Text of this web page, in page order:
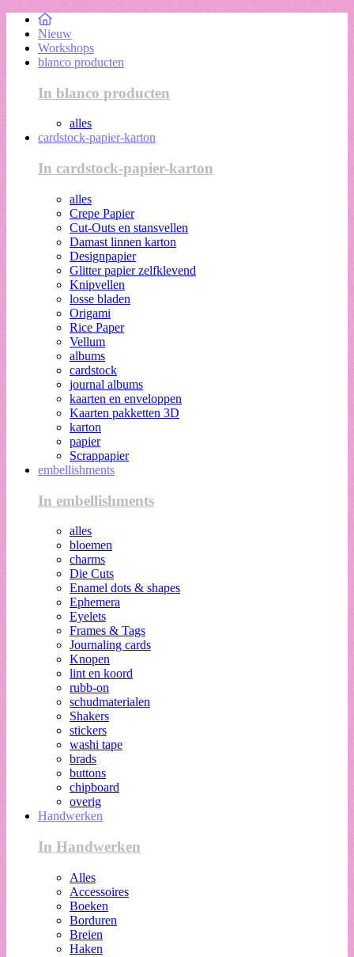
Nieuw
Workshops
blanco producten
In blanco producten
alles
cardstock-papier-karton
In cardstock-papier-karton
alles
Crepe Papier
Cut-Outs en stansvellen
Damast linnen karton
Designpapier
Glitter papier zelfklevend
Knipvellen
losse bladen
Origami
Rice Paper
Vellum
albums
cardstock
journal albums
kaarten en enveloppen
Kaarten pakketten 3D
karton
papier
Scrappapier
embellishments
In embellishments
alles
bloemen
charms
Die Cuts
Enamel dots & shapes
Ephemera
Eyelets
Frames & Tags
Journaling cards
Knopen
lint en koord
rubb-on
schudmaterialen
Shakers
stickers
washi tape
brads
buttons
chipboard
overig
Handwerken
In Handwerken
Alles
Accessoires
Boeken
Borduren
Breien
Haken